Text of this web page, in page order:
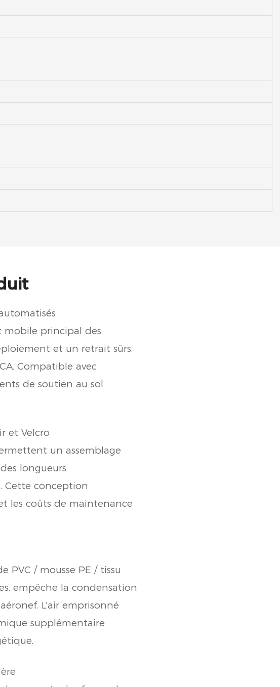
mobile principal des
et un retrait sûrs,
Compatible avec
de soutien au sol
et Velcro
un assemblage
longueurs
Cette conception
les coûts de maintenance
PVC / mousse PE / tissu
empêche la condensation
L'air emprisonné
supplémentaire